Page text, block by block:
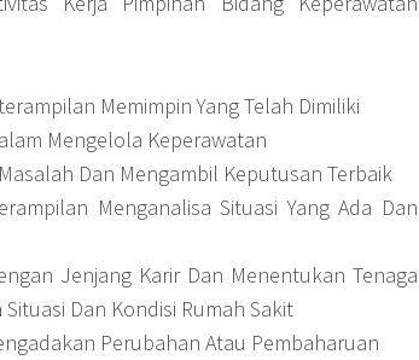
Memimpin Yang Telah Dimiliki
Mengelola Keperawatan
Dan Mengambil Keputusan Terbaik
Menganalisa Situasi Yang Ada Dan
Jenjang Karir Dan Menentukan Tenaga
Dan Kondisi Rumah Sakit
Perubahan Atau Pembaharuan